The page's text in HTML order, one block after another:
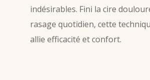
indésirables. Fini la cire
rasage quotidien, cette
allie efficacité et confort.